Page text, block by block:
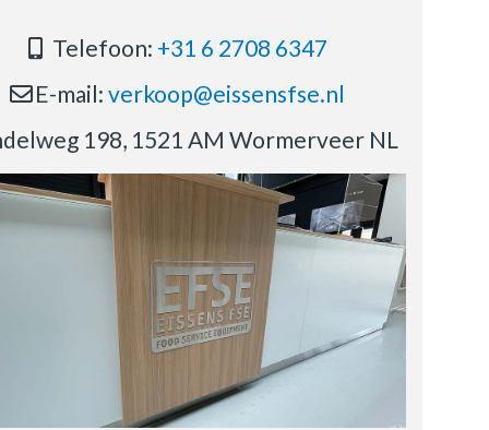
Telefoon: +31 6 2708 6347
E-mail:verkoop@eissensfse.nl
198, 1521 AM Wormerveer NL